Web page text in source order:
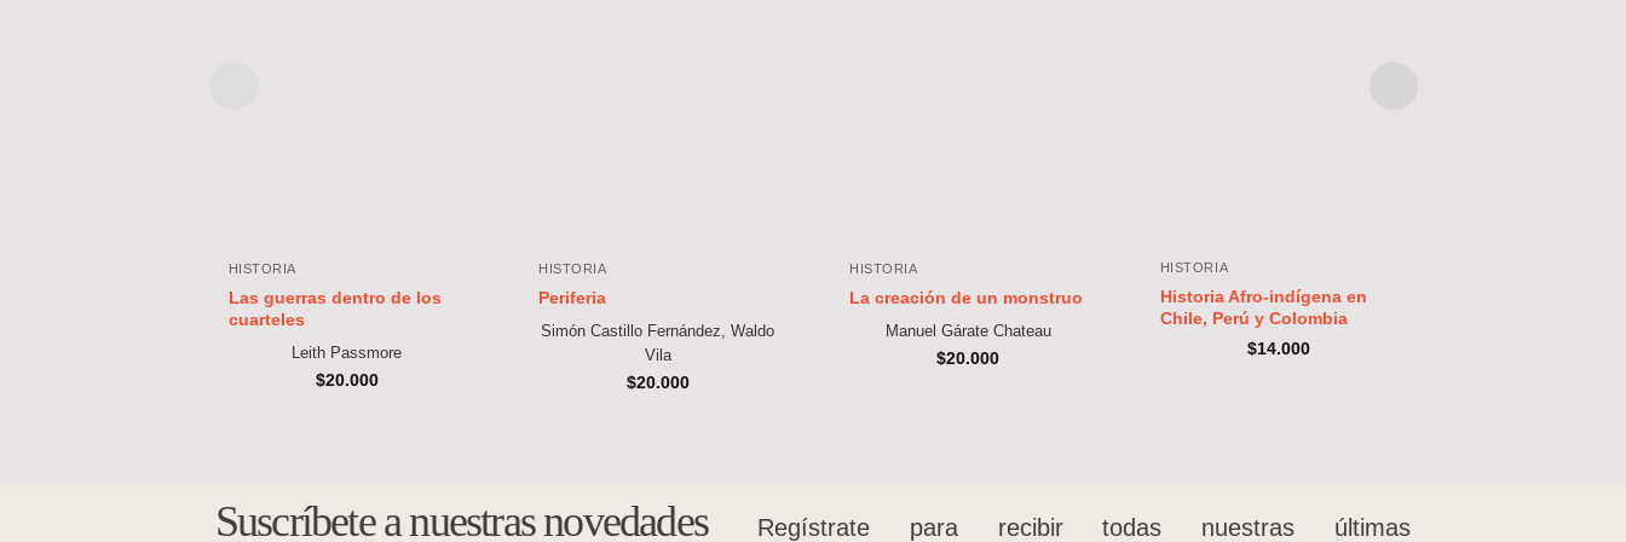
HISTORIA
Las guerras dentro de los
cuarteles
Leith Passmore
$20.000
HISTORIA
Periferia
Simón Castillo Fernández, Waldo
Vila
$20.000
HISTORIA
La creación de un monstruo
Manuel Gárate Chateau
$20.000
HISTORIA
Historia Afro-indígena en
Chile, Perú y Colombia
$14.000
Suscríbete a nuestras novedades
Regístrate para recibir todas nuestras últimas